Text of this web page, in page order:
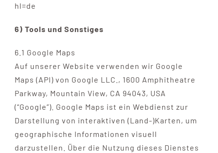
hl=de
6) Tools und Sonstiges
6.1 Google Maps
Auf unserer Website verwenden wir Google
Maps (API) von Google LLC., 1600 Amphitheatre
Parkway, Mountain View, CA 94043, USA
(“Google”). Google Maps ist ein Webdienst zur
Darstellung von interaktiven (Land-)Karten, um
geographische Informationen visuell
darzustellen. Über die Nutzung dieses Dienstes